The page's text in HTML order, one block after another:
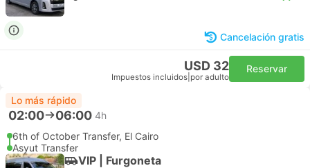
Cancelación gratis
USD 32
Impuestos incluidos por adulto
Reservar
Lo más rápido
02:00 06:00 4h
6th of October Transfer, El Cairo
Asyut Transfer
VIP | Furgoneta